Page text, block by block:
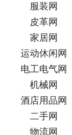
服装网
皮革网
家居网
运动休闲网
电工电气网
机械网
酒店用品网
二手网
物流网